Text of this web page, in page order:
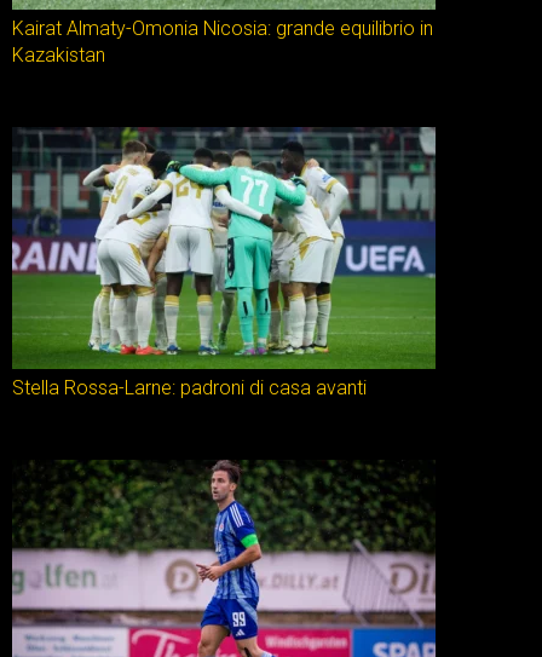
Kairat Almaty-Omonia Nicosia: grande equilibrio in
Kazakistan
Stella Rossa-Larne: padroni di casa avanti